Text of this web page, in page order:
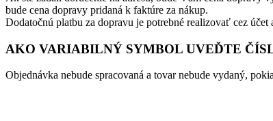
bude cena dopravy pridaná k faktúre za nákup.
Dodatočnú platbu za dopravu je potrebné realizovať cez
AKO VARIABILNÝ SYMBOL UVEĎTE
Objednávka nebude spracovaná a tovar nebude vydaný,